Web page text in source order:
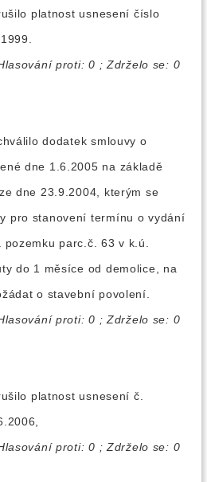
platnost usnesení číslo
proti: 0 ; Zdrželo se: 0
dodatek smlouvy o
dne 1.6.2005 na základě
dne 23.9.2004, kterým se
pro stanovení termínu o vydání
parc.č. 63 v k.ú.
do 1 měsíce od demolice, na
o stavební povolení.
proti: 0 ; Zdrželo se: 0
platnost usnesení č.
proti: 0 ; Zdrželo se: 0